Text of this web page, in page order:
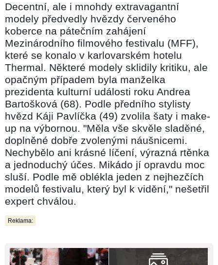
Decentní, ale i mnohdy extravagantní
modely předvedly hvězdy červeného
koberce na pátečním zahájení
Mezinárodního filmového festivalu (MFF),
které se konalo v karlovarském hotelu
Thermal. Některé modely sklidily kritiku, ale
opačným případem byla manželka
prezidenta kulturní události roku Andrea
Bartošková (68). Podle předního stylisty
hvězd Káji Pavlíčka (49) zvolila šaty i make-
up na výbornou. "Měla vše skvěle sladěné,
doplněné dobře zvolenými náušnicemi.
Nechybělo ani krásné líčení, výrazná rtěnka
a jednoduchý účes. Mikádo jí opravdu moc
sluší. Podle mě oblékla jeden z nejhezčích
modelů festivalu, který byl k vidění," nešetřil
expert chválou.
Reklama: